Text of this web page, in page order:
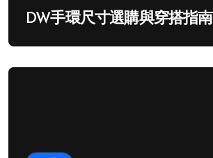
DW手環尺寸選購與穿搭指南